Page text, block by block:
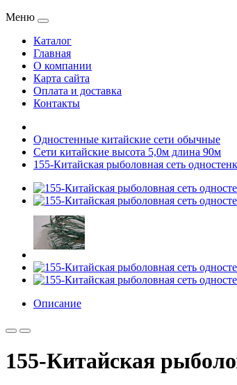
Меню
Каталог
Главная
О компании
Карта сайта
Оплата и доставка
Контакты
Одностенные китайские сети обычные
Сети китайские высота 5,0м длина 90м
155-Китайская рыболовная сеть
Описание
155-Китайская